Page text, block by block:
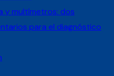
y multímetros: dos
para el diagnóstico